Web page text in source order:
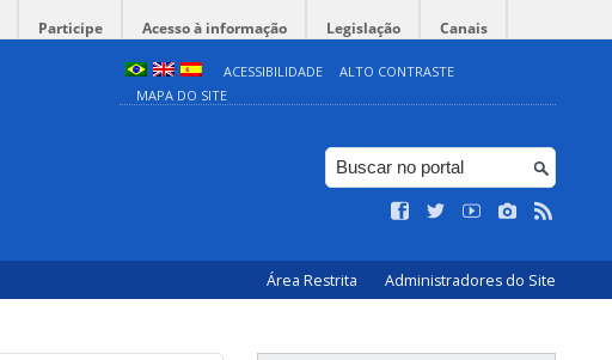
Participe Acesso à informação Legislação Canais
ACESSIBILIDADE
ALTO CONTRASTE
MAPA DO SITE
Área Restrita Administradores do Site